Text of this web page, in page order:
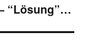
“Lösung”…